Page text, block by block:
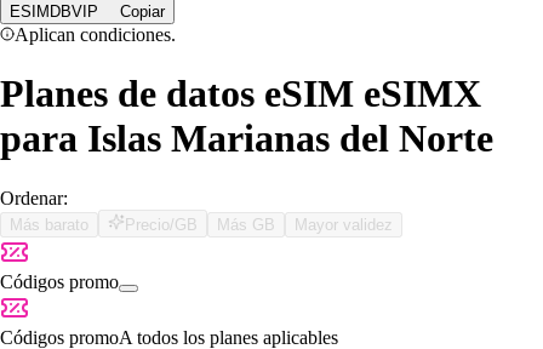
ESIMDBVIP Copiar
Aplican condiciones.
Planes de datos eSIM eSIMX
para Islas Marianas del Norte
Ordenar:
Más barato Precio/GB Más GB Mayor validez
Códigos promo
Códigos promoA todos los planes aplicables